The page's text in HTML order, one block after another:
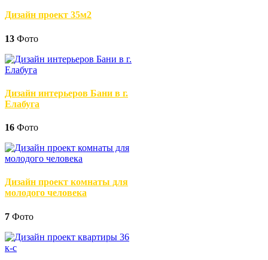
Дизайн проект 35м2
13 Фото
Дизайн интерьеров Бани в г.
Елабуга
16 Фото
Дизайн проект комнаты для
молодого человека
7 Фото